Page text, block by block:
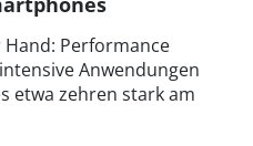
Performance
Anwendungen
etwa zehren stark am